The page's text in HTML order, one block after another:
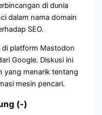
di dunia
dalam nama domain
SEO.
di platform Mastodon
Google. Diskusi ini
yang menarik tentang
mesin pencari.
(-)